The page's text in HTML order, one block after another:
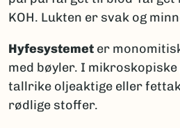
KOH. Lukten er svak og
Hyfesystemet er
med bøyler. I
tallrike oljeaktige eller
rødlige stoffer.